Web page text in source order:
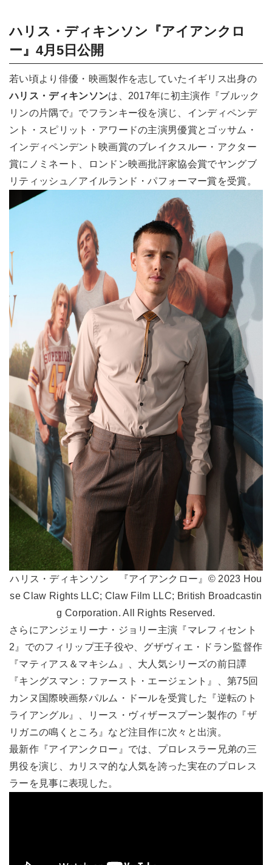
ハリス・ディキンソン『アイアンクロ
ー』4月5日公開
若い頃より俳優・映画製作を志していたイギリス出身の
ハリス・ディキンソンは、2017年に初主演作『ブルック
リンの片隅で』でフランキー役を演じ、インディペンデ
ント・スピリット・アワードの主演男優賞とゴッサム・
インディペンデント映画賞のブレイクスルー・アクター
賞にノミネート、ロンドン映画批評家協会賞でヤングブ
リティッシュ／アイルランド・パフォーマー賞を受賞。
ハリス・ディキンソン 『アイアンクロー』© 2023 Hou
se Claw Rights LLC; Claw Film LLC; British Broadcastin
g Corporation. All Rights Reserved.
さらにアンジェリーナ・ジョリー主演『マレフィセント
2』でのフィリップ王子役や、グザヴィエ・ドラン監督作
『マティアス＆マキシム』、大人気シリーズの前日譚
『キングスマン：ファースト・エージェント』、第75回
カンヌ国際映画祭パルム・ドールを受賞した『逆転のト
ライアングル』、リース・ヴィザースプーン製作の『ザ
リガニの鳴くところ』など注目作に次々と出演。
最新作『アイアンクロー』では、プロレスラー兄弟の三
男役を演じ、カリスマ的な人気を誇った実在のプロレス
ラーを見事に表現した。